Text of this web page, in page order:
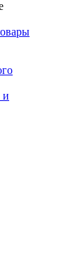
и